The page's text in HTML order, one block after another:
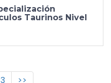
Taurinos Nivel
3 >>